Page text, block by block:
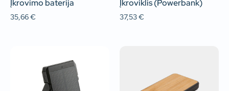
Įkrovimo baterija
35,66€
Įkroviklis (Powerbank)
37,53€